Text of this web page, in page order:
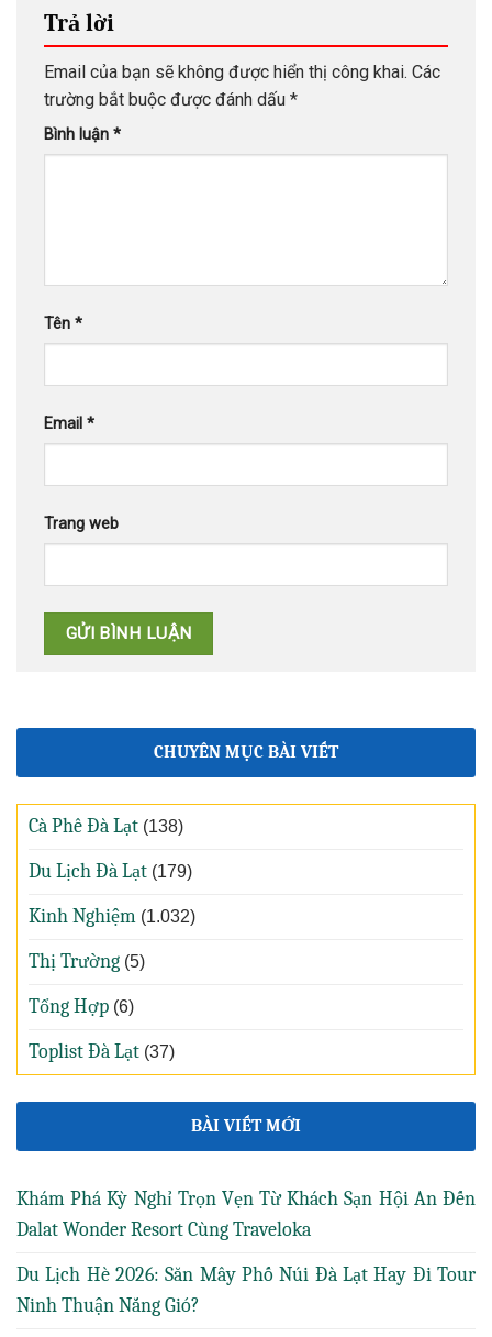
Trả lời
Email của bạn sẽ không được hiển thị công khai. Các
trường bắt buộc được đánh dấu *
Bình luận *
Tên *
Email *
Trang web
CHUYÊN MỤC BÀI VIẾT
Cà Phê Đà Lạt (138)
Du Lịch Đà Lạt (179)
Kinh Nghiệm (1.032)
Thị Trường (5)
Tổng Hợp (6)
Toplist Đà Lạt (37)
BÀI VIẾT MỚI
Khám Phá Kỳ Nghỉ Trọn Vẹn Từ Khách Sạn Hội An Đến
Dalat Wonder Resort Cùng Traveloka
Du Lịch Hè 2026: Săn Mây Phố Núi Đà Lạt Hay Đi Tour
Ninh Thuận Nắng Gió?